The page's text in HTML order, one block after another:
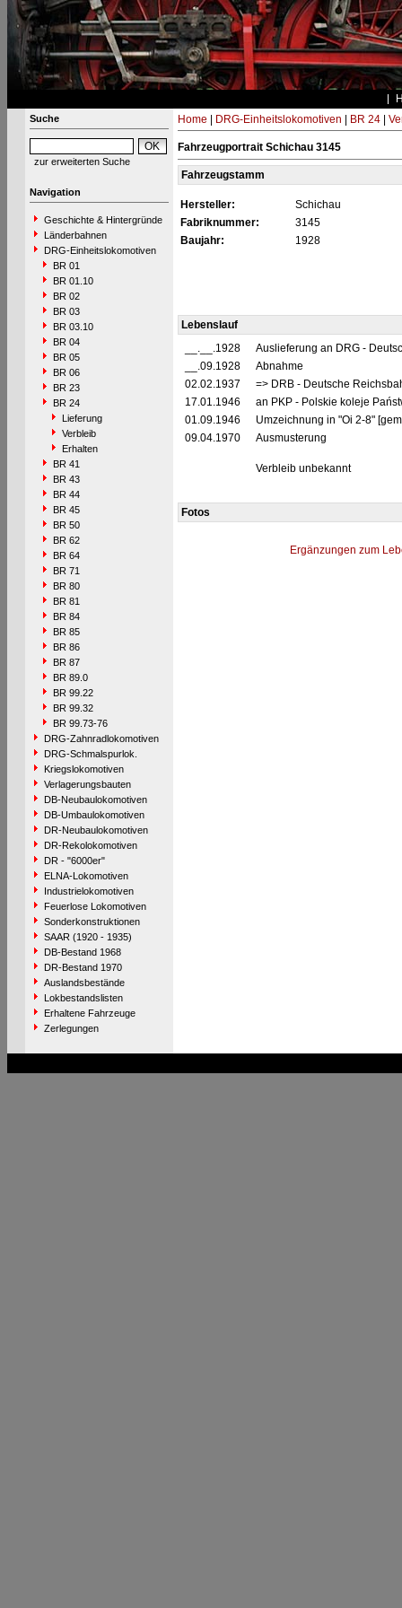
Suche
zur erweiterten Suche
Navigation
Geschichte & Hintergründe
Länderbahnen
DRG-Einheitslokomotiven
BR 01
BR 01.10
BR 02
BR 03
BR 03.10
BR 04
BR 05
BR 06
BR 23
BR 24
Lieferung
Verbleib
Erhalten
BR 41
BR 43
BR 44
BR 45
BR 50
BR 62
BR 64
BR 71
BR 80
BR 81
BR 84
BR 85
BR 86
BR 87
BR 89.0
BR 99.22
BR 99.32
BR 99.73-76
DRG-Zahnradlokomotiven
DRG-Schmalspurlok.
Kriegslokomotiven
Verlagerungsbauten
DB-Neubaulokomotiven
DB-Umbaulokomotiven
DR-Neubaulokomotiven
DR-Rekolokomotiven
DR - "6000er"
ELNA-Lokomotiven
Industrielokomotiven
Feuerlose Lokomotiven
Sonderkonstruktionen
SAAR (1920 - 1935)
DB-Bestand 1968
DR-Bestand 1970
Auslandsbestände
Lokbestandslisten
Erhaltene Fahrzeuge
Zerlegungen
Home DRG-Einheitslokomotiven BR 24|
Fahrzeugportrait Schichau 3145
Fahrzeugstamm
Hersteller:
Schichau
Fabriknummer:
3145
Baujahr:
1928
Lebenslauf
__.__.1928
Auslieferung an DRG -
__.09.1928
Abnahme
02.02.1937
=> DRB - Deutsche
17.01.1946
an PKP - Polskie koleje
01.09.1946
Umzeichnung in "Oi 2-8"
09.04.1970
Ausmusterung
Verbleib unbekannt
Fotos
Ergänzungen zum